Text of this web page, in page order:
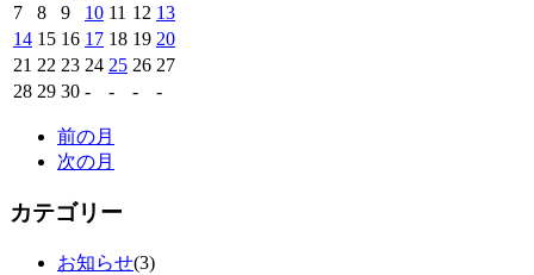
7
8 9 10 11 12 13
14 15 16 17 18 19 20
21 22 23 24 25 26 27
28 29 30 - - - -
前の月
次の月
カテゴリー
お知らせ(3)